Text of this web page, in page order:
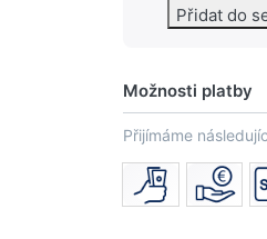
Přidat do
Možnosti platby
Přijímáme